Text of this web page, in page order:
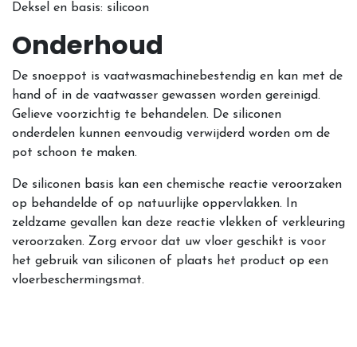
Deksel en basis: silicoon
Onderhoud
De snoeppot is vaatwasmachinebestendig en kan met de
hand of in de vaatwasser gewassen worden gereinigd.
Gelieve voorzichtig te behandelen. De siliconen
onderdelen kunnen eenvoudig verwijderd worden om de
pot schoon te maken.
De siliconen basis kan een chemische reactie veroorzaken
op behandelde of op natuurlijke oppervlakken. In
zeldzame gevallen kan deze reactie vlekken of verkleuring
veroorzaken. Zorg ervoor dat uw vloer geschikt is voor
het gebruik van siliconen of plaats het product op een
vloerbeschermingsmat.